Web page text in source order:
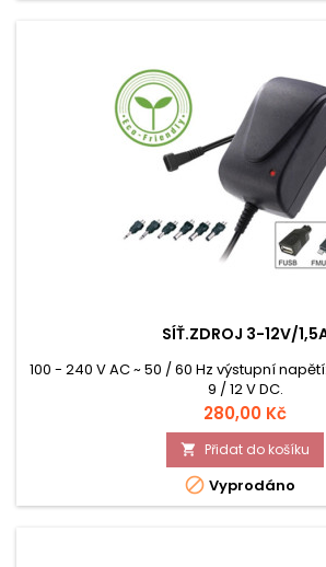
SÍŤ.ZDROJ 3-12V/
100 - 240 V AC ~ 50 / 60 Hz výstupní
9 / 12 V DC.
Cena
280,00 Kč
 Přidat do košíku
 Vyprodáno